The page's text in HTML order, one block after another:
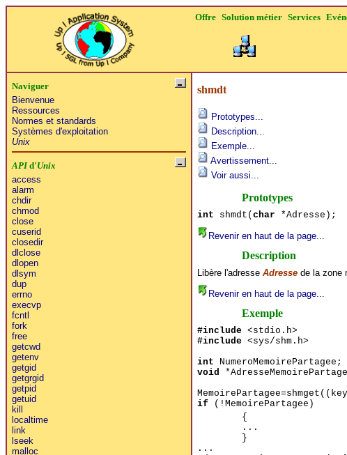
Offre Solution métier Services
Naviguer
Bienvenue
Ressources
Normes et standards
Systèmes d'exploitation
Unix
APId'Unix
access
alarm
chdir
chmod
close
cuserid
closedir
dlclose
dlopen
dlsym
dup
errno
execvp
fcntl
fork
free
getcwd
getenv
getgid
getgrgid
getpid
getuid
kill
localtime
link
lseek
malloc
shmdt
Prototypes...
Description...
Exemple...
Avertissement...
Voir aussi...
Prototypes
int shmdt(char *Adresse);
Revenir en haut de la page...
Description
Libère l'adresse Adressede la zone
Revenir en haut de la page...
Exemple
#include<stdio.h>
#include<sys/shm.h>
int NumeroMemoirePartagee;
void
if(!MemoirePartagee)
{
...
}
...